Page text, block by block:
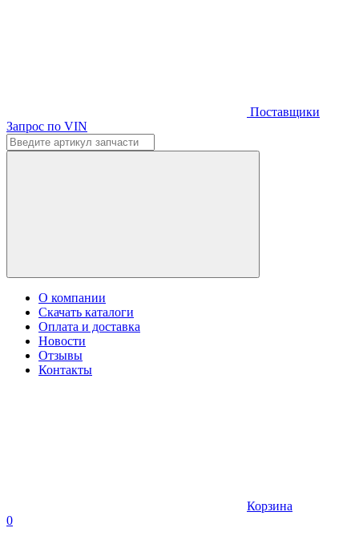
Поставщики
Запрос по VIN
О компании
Скачать каталоги
Оплата и доставка
Новости
Отзывы
Контакты
Корзина
0